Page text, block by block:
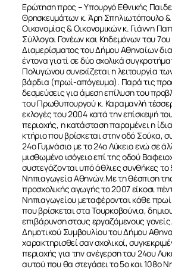
Ερώτηση προς – Υπουργό Εθνικής
Θρησκευμάτων κ. Άρη Σπηλιωτόπουλο
Οικονομίας & Οικονομικών κ. Γιάννη
Σύλλογοι Γονέων και Κηδεμόνων του
Διαμερίσματος του Δήμου Αθηναίων
έντονα γιατί σε δύο σχολικά
Πολυγώνου συνεχίζεται η λειτουργία
βάρδια (πρωί-απόγευμα). Παρά τις
δεσμεύσεις για άμεση επίλυση του
του Πρωθυπουργού κ. Καραμανλή
εκλογές του 2004 κατά την επίσκεψή
περιοχής, η κατάσταση παραμένει η
κτήριο που βρίσκεται στην οδό Σούκα,
24ο Γυμνάσιο με το 24ο Λύκειο ενώ σε
μισθωμένο ισόγειο επί της οδού
συστεγάζονται υπό άθλιες συνθήκες το
Νηπιαγωγεία Αθηνών.Με τη θέσπιση
προσχολικής αγωγής το 2007 είκοσι
Νηπιαγωγείου μεταφέρονται κάθε πρωί
που βρίσκεται στα Τουρκοβούνια,
επιβάρυνση στους εργαζόμενους
Δημοτικού Συμβουλίου του Δήμου
χαρακτηρισθεί σαν σχολικοί,
περιοχής για την ανέγερση του 24ου
αυτού που θα στεγάσει το 5ο και 108ο